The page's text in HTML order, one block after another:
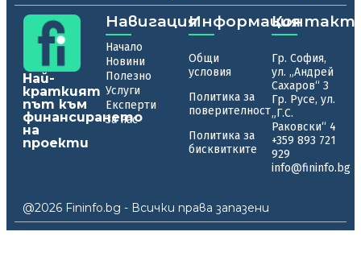
Най-
краткият
път към
финансирането
на
проекти
Навигация
Начало
Новини
Полезно
Услуги
Експерти
За нас
Информация
Общи
условия
Политика за
поверителност
Политика за
бисквитките
Гр. София,
ул. „Андрей
Сахаров“ 3
Гр. Русе, ул.
„Г.С.
Раковски“ 4
+359 893 721
929
info@fininfo.bg
@2026 Fininfo.bg - Всички права запазени